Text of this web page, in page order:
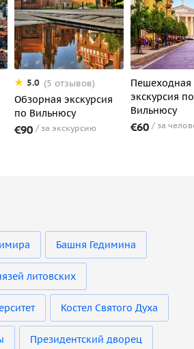
5.0 (5 отзывов)
Обзорная экскурсия
по Вильнюсу
€90 за экскурсию
Пешеходная
экскурсия по
Вильнюсу
€60 за
Башня Гедимина
литовских
Костел Святого Духа
Президентский дворец